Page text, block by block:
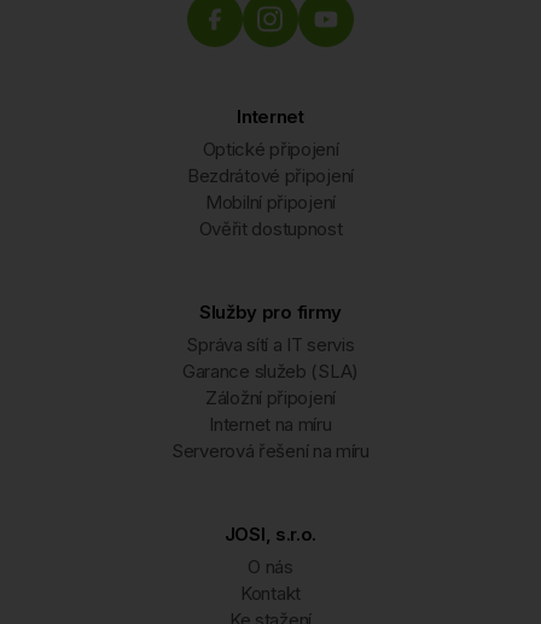
Internet
Optické připojení
Bezdrátové připojení
Mobilní připojení
Ověřit dostupnost
Služby pro firmy
Správa sítí a IT servis
Garance služeb (SLA)
Záložní připojení
Internet na míru
Serverová řešení na míru
JOSI, s.r.o.
O nás
Kontakt